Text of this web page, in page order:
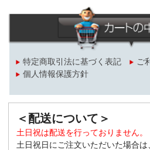
特定商取引法に基づく表記
ご
個人情報保護方針
＜配送について＞
土日祝は配送を行っておりません。
土日祝日にご注文いただいた場合は